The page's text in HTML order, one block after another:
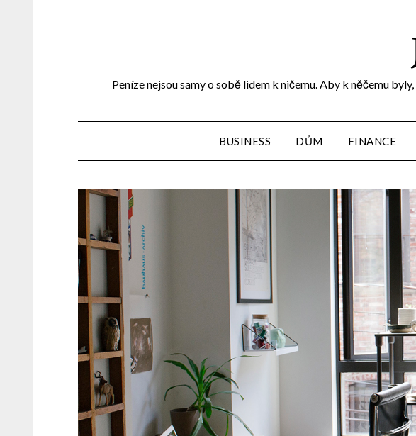
Peníze nejsou samy o sobě lidem k ničemu. Aby k něčemu
BUSINESS DŮM FINANCE